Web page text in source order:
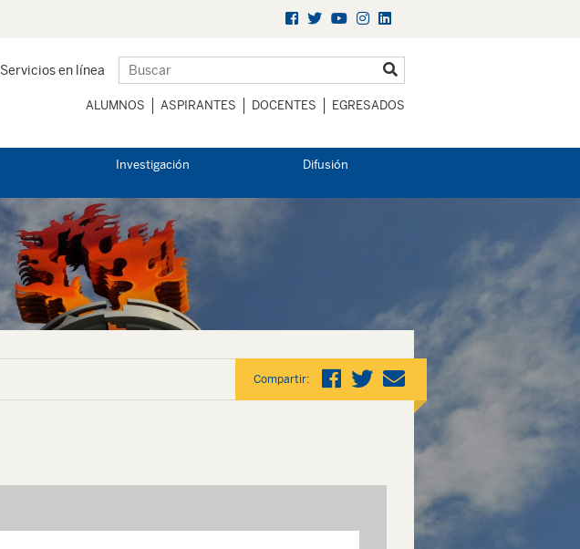
Servicios en línea
ALUMNOS ASPIRANTES DOCENTES EGRESADOS
Investigación Difusión
Compartir: